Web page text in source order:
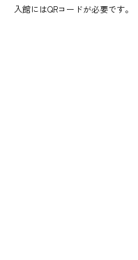
入館にはQRコードが必要です。